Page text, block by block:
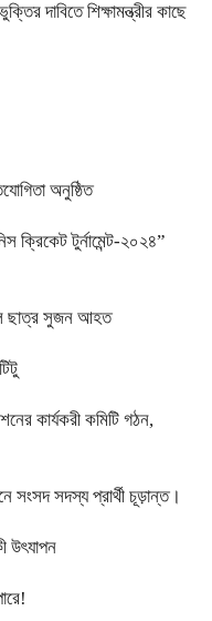
দাবিতে শিক্ষামন্ত্রীর কাছে
অনুষ্ঠিত
ক্রিকেট টুর্নামেন্ট-২০২৪”
ছাত্র সুজন আহত
কার্যকরী কমিটি গঠন,
সংসদ সদস্য প্রার্থী চূড়ান্ত।
উৎযাপন